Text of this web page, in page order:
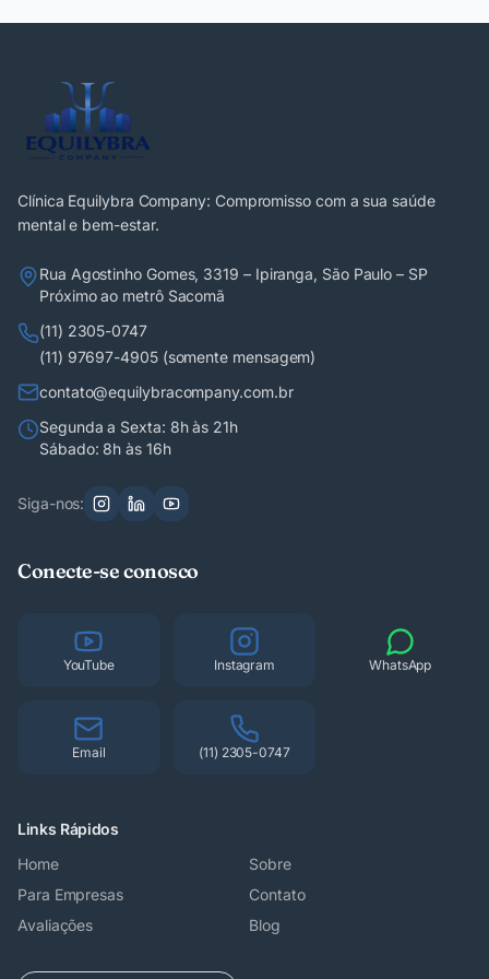
Clínica Equilybra Company: Compromisso com a sua saúde
mental e bem-estar.
Rua Agostinho Gomes, 3319 – Ipiranga, São Paulo – SP
Próximo ao metrô Sacomã
(11) 2305-0747
(11) 97697-4905 (somente mensagem)
contato@equilybracompany.com.br
Segunda a Sexta: 8h às 21h
Sábado: 8h às 16h
Siga-nos:
Conecte-se conosco
YouTube Instagram WhatsApp
Email (11) 2305-0747
Links Rápidos
Home
Sobre
Para Empresas
Contato
Avaliações
Blog